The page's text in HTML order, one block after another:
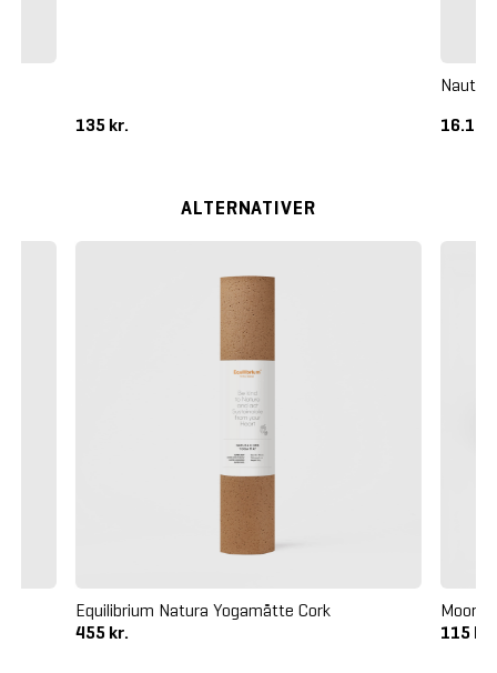
135 kr.
ALTERNATIVER
Equilibrium Natura Yogamåtte Cork
455 kr.
115 kr.